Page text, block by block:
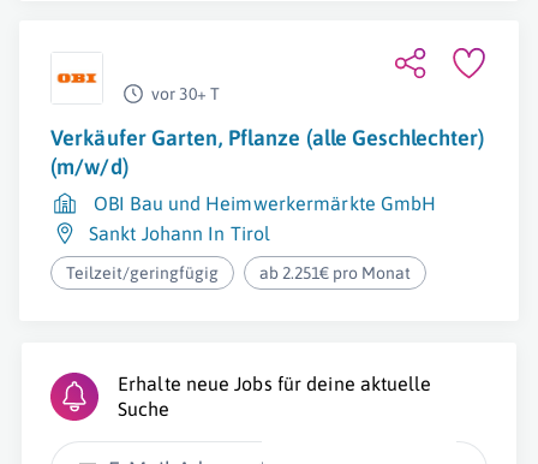
vor 30+ T
Verkäufer Garten, Pflanze (alle Geschlechter)
(m/w/d)
OBI Bau und Heimwerkermärkte GmbH
Sankt Johann In Tirol
Teilzeit/geringfügig ab 2.251€ pro Monat
Erhalte neue Jobs für deine aktuelle
Suche